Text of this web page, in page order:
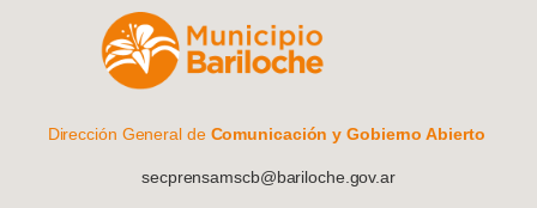
Dirección General de Comunicación y Gobierno Abierto
secprensamscb@bariloche.gov.ar